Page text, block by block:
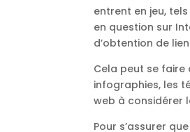
entrent en jeu,
en question sur
d’obtention de
Cela peut se faire
infographies, les
web à considérer
Pour s’assurer